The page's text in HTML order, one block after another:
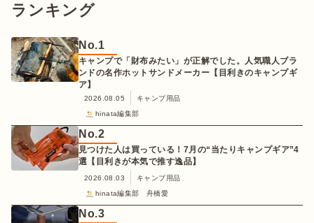
ランキング
No.1
キャンプで「財布みたい」が正解でした。人気職人ブラ
ンドの名作ホットサンドメーカー【目利きのキャンプギ
ア】
2026.08.05
キャンプ用品
hinata編集部
No.2
見つけた人は買っている！7月の“当たりキャンプギア”4
選【目利きが本気で推す逸品】
2026.08.03
キャンプ用品
hinata編集部 舟橋愛
No.3